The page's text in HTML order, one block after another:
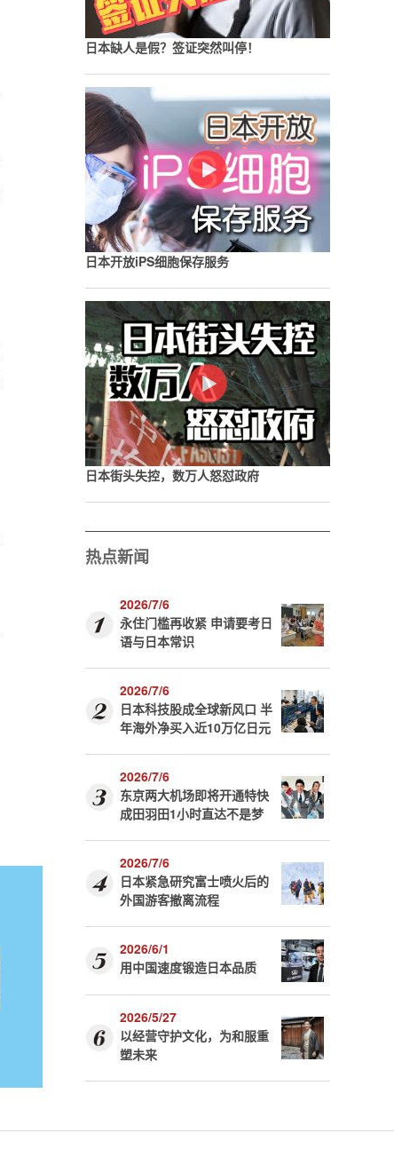
日本缺人是假？签证突然叫停！
日本开放iPS细胞保存服务
日本街头失控，数万人怒怼政府
热点新闻
2026/7/6
永住门槛再收紧 申请要考日
语与日本常识
2026/7/6
日本科技股成全球新风口 半
年海外净买入近10万亿日元
2026/7/6
东京两大机场即将开通特快
成田羽田1小时直达不是梦
2026/7/6
日本紧急研究富士喷火后的
外国游客撤离流程
2026/6/1
用中国速度锻造日本品质
2026/5/27
以经营守护文化，为和服重
塑未来